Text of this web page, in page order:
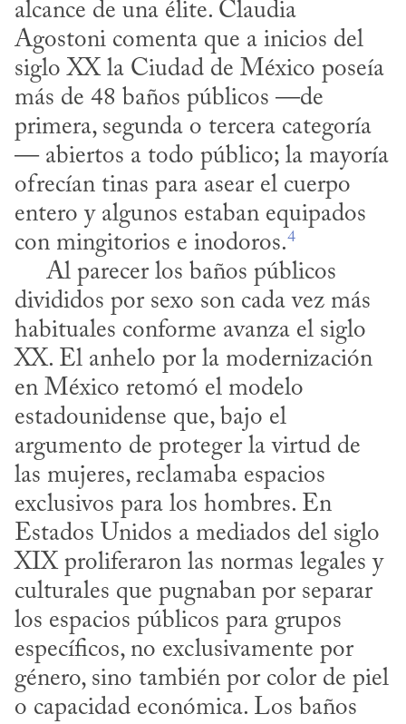
alcance de una élite. Claudia
Agostoni comenta que a inicios del
siglo XX la Ciudad de México poseía
más de 48 baños públicos —de
primera, segunda o tercera categoría
— abiertos a todo público; la mayoría
ofrecían tinas para asear el cuerpo
entero y algunos estaban equipados
con mingitorios e inodoros.4
divididos por sexo son cada vez más
habituales conforme avanza el siglo
XX. El anhelo por la modernización
en México retomó el modelo
estadounidense que, bajo el
argumento de proteger la virtud de
las mujeres, reclamaba espacios
exclusivos para los hombres. En
Estados Unidos a mediados del siglo
XIX proliferaron las normas legales y
culturales que pugnaban por separar
los espacios públicos para grupos
específicos, no exclusivamente por
género, sino también por color de piel
o capacidad económica. Los baños